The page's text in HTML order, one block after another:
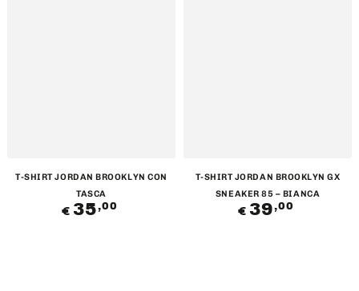
T-SHIRT JORDAN BROOKLYN CON
TASCA
Prezzo
regolare
€ 35,00
T-SHIRT JORDAN BROOKLYN GX
SNEAKER 85 – BIANCA
Prezzo
regolare
€ 39,00